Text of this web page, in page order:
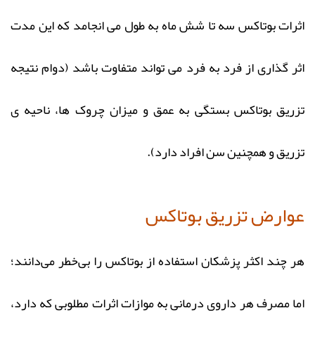
اثرات بوتاکس سه تا شش ماه به طول می انجامد که این مدت
اثر گذاری از فرد به فرد می تواند متفاوت باشد (دوام نتیجه
تزریق بوتاکس بستگی به عمق و میزان چروک ها، ناحیه ی
تزریق و همچنین سن افراد دارد).
عوارض تزریق بوتاکس
هر چند اکثر پزشکان استفاده از بوتاکس را بی‌خطر می‌دانند؛
اما مصرف هر داروی درمانی به موازات اثرات مطلوبی که دارد،